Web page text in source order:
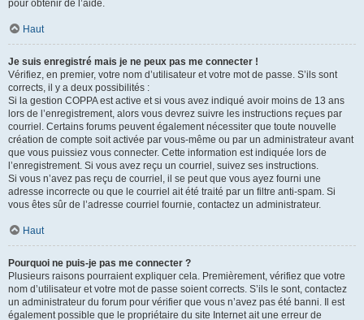
pour obtenir de l’aide.
Haut
Je suis enregistré mais je ne peux pas me connecter !
Vérifiez, en premier, votre nom d’utilisateur et votre mot de passe. S’ils sont
corrects, il y a deux possibilités :
Si la gestion COPPA est active et si vous avez indiqué avoir moins de 13 ans
lors de l’enregistrement, alors vous devrez suivre les instructions reçues par
courriel. Certains forums peuvent également nécessiter que toute nouvelle
création de compte soit activée par vous-même ou par un administrateur avant
que vous puissiez vous connecter. Cette information est indiquée lors de
l’enregistrement. Si vous avez reçu un courriel, suivez ses instructions.
Si vous n’avez pas reçu de courriel, il se peut que vous ayez fourni une
adresse incorrecte ou que le courriel ait été traité par un filtre anti-spam. Si
vous êtes sûr de l’adresse courriel fournie, contactez un administrateur.
Haut
Pourquoi ne puis-je pas me connecter ?
Plusieurs raisons pourraient expliquer cela. Premièrement, vérifiez que votre
nom d’utilisateur et votre mot de passe soient corrects. S’ils le sont, contactez
un administrateur du forum pour vérifier que vous n’avez pas été banni. Il est
également possible que le propriétaire du site Internet ait une erreur de